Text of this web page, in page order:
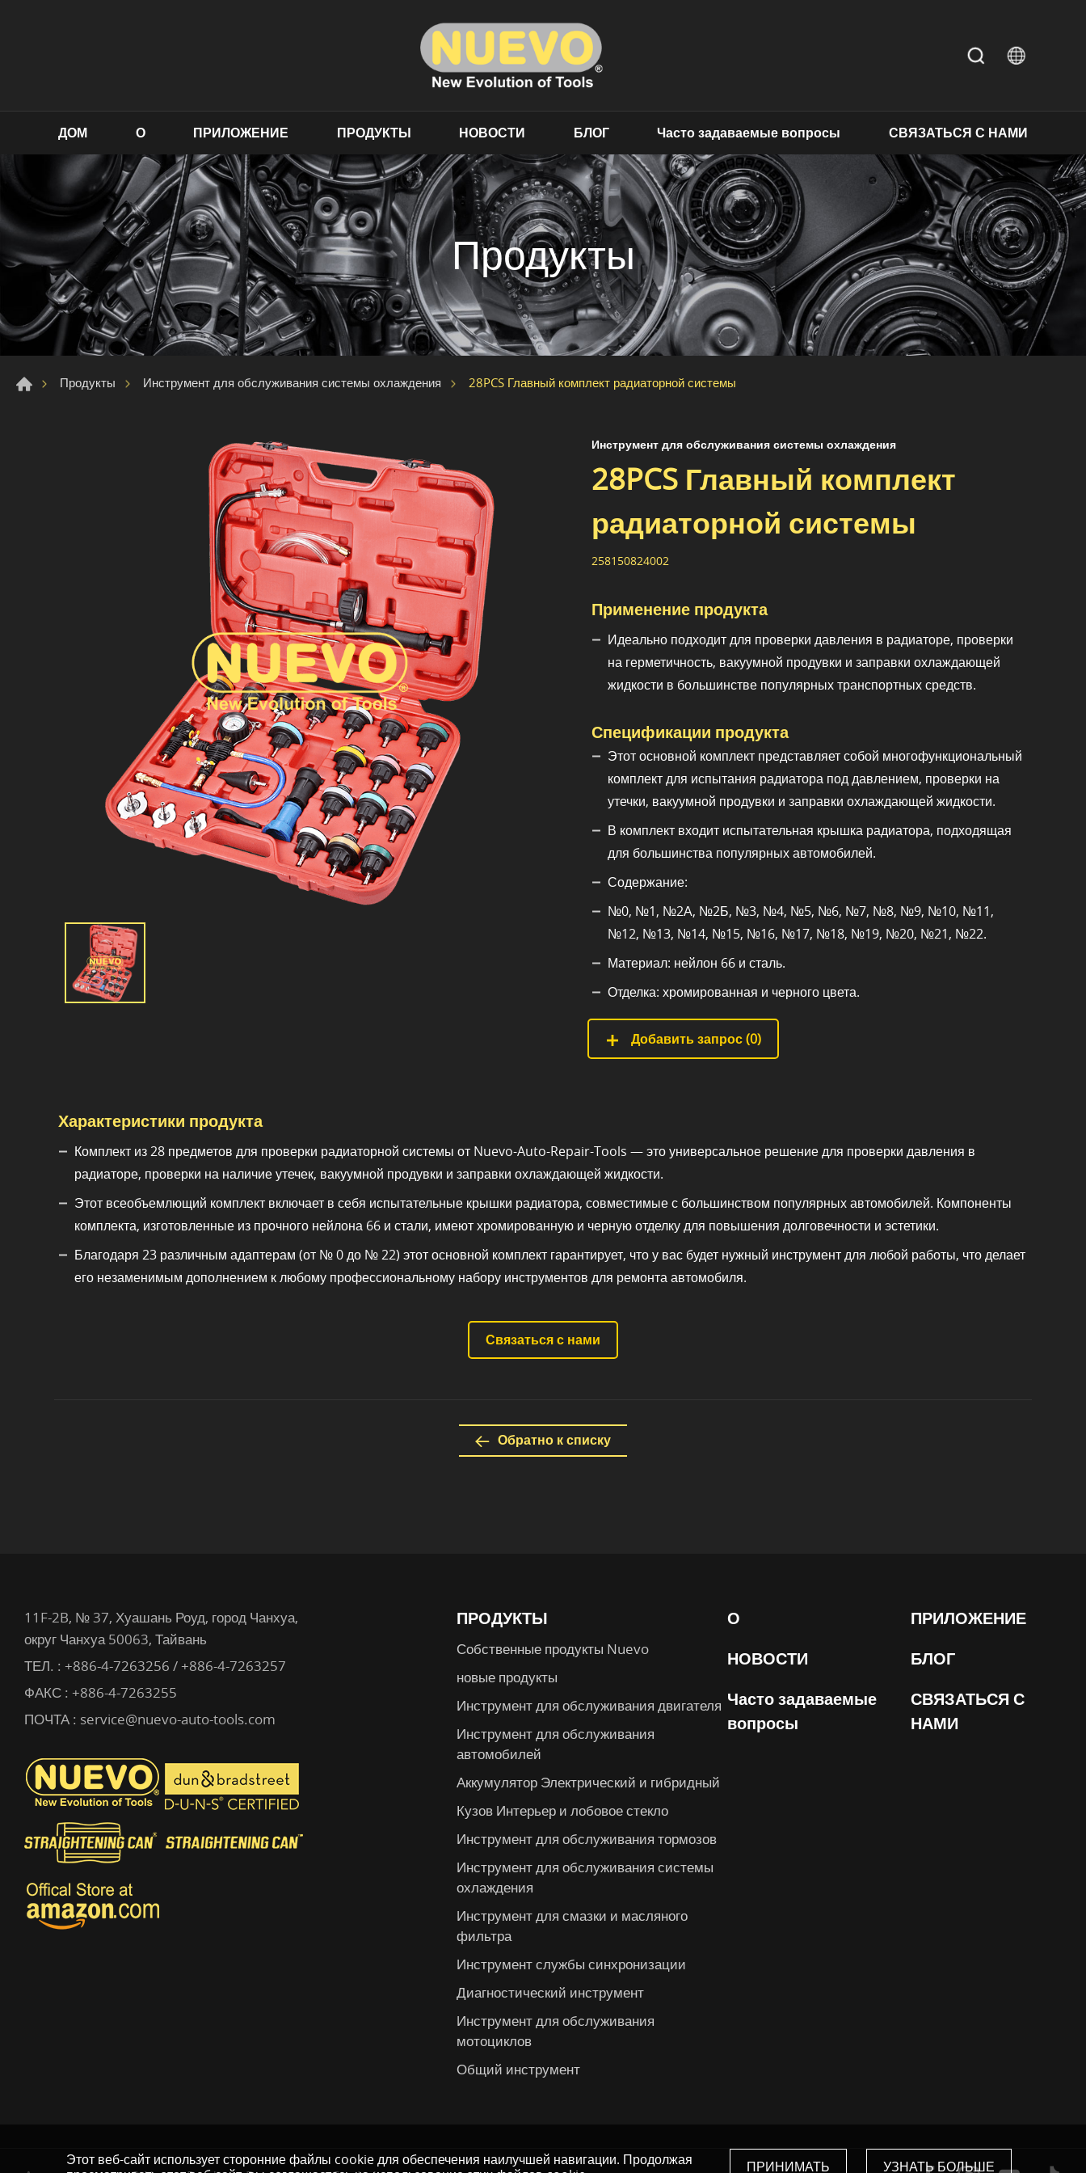
ДОМ О ПРИЛОЖЕНИЕ ПРОДУКТЫ НОВОСТИ БЛОГ Часто задаваемые вопросы СВЯЗАТЬСЯ С НАМИ
Продукты
Продукты Инструмент для обслуживания системы охлаждения 28PCS Главный комплект радиаторной системы
Инструмент для обслуживания системы охлаждения
28PCS Главный комплект
радиаторной системы
258150824002
Применение продукта
Идеально подходит для проверки давления в радиаторе, проверки
на герметичность, вакуумной продувки и заправки охлаждающей
жидкости в большинстве популярных транспортных средств.
Спецификации продукта
Этот основной комплект представляет собой многофункциональный
комплект для испытания радиатора под давлением, проверки на
утечки, вакуумной продувки и заправки охлаждающей жидкости.
В комплект входит испытательная крышка радиатора, подходящая
для большинства популярных автомобилей.
Содержание:
№0, №1, №2А, №2Б, №3, №4, №5, №6, №7, №8, №9, №10, №11,
№12, №13, №14, №15, №16, №17, №18, №19, №20, №21, №22.
Материал: нейлон 66 и сталь.
Отделка: хромированная и черного цвета.
Добавить запрос (0)
Характеристики продукта
Комплект из 28 предметов для проверки радиаторной системы от Nuevo-Auto-Repair-Tools — это универсальное решение для проверки давления в
радиаторе, проверки на наличие утечек, вакуумной продувки и заправки охлаждающей жидкости.
Этот всеобъемлющий комплект включает в себя испытательные крышки радиатора, совместимые с большинством популярных автомобилей. Компоненты
комплекта, изготовленные из прочного нейлона 66 и стали, имеют хромированную и черную отделку для повышения долговечности и эстетики.
Благодаря 23 различным адаптерам (от № 0 до № 22) этот основной комплект гарантирует, что у вас будет нужный инструмент для любой работы, что делает
его незаменимым дополнением к любому профессиональному набору инструментов для ремонта автомобиля.
Связаться с нами
Обратно к списку
Этот веб-сайт использует сторонние файлы cookie для обеспечения наилучшей навигации. Продолжая
ПРИНИМАТЬ УЗНАТЬ БОЛЬШЕ
ПРОДУКТЫ
Собственные продукты Nuevo
новые продукты
Инструмент для обслуживания двигателя
Инструмент для обслуживания
автомобилей
Аккумулятор Электрический и гибридный
Кузов Интерьер и лобовое стекло
Инструмент для обслуживания тормозов
Инструмент для обслуживания системы
охлаждения
Инструмент для смазки и масляного
фильтра
Инструмент службы синхронизации
Диагностический инструмент
Инструмент для обслуживания
мотоциклов
Общий инструмент
О
ПРИЛОЖЕНИЕ
НОВОСТИ
БЛОГ
Часто задаваемые
вопросы
СВЯЗАТЬСЯ С
НАМИ
11F-2B, № 37, Хуашань Роуд, город Чанхуа,
округ Чанхуа 50063, Тайвань
ТЕЛ. : +886-4-7263256 / +886-4-7263257
ФАКС : +886-4-7263255
ПОЧТА : service@nuevo-auto-tools.com